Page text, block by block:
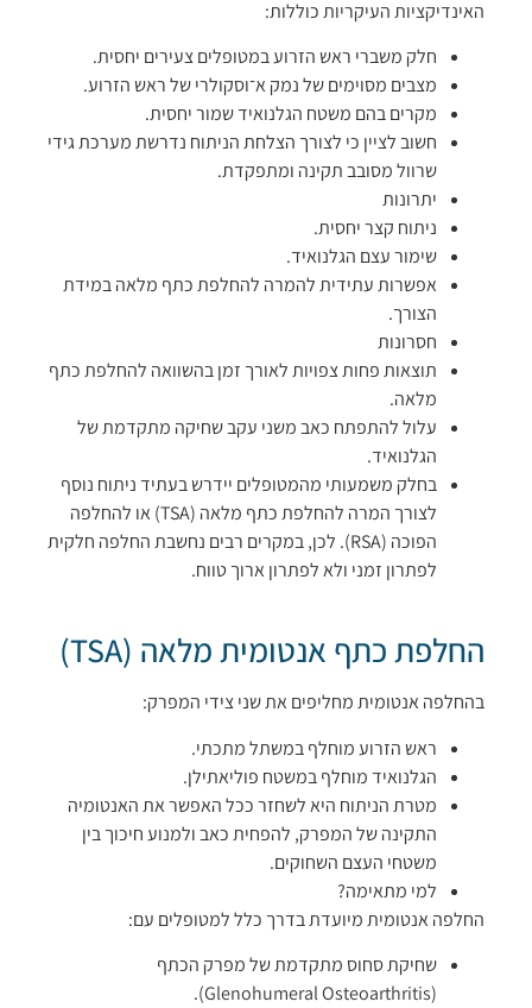
האינדיקציות העיקריות כוללות:
חלק משברי ראש הזרוע במטופלים צעירים יחסית.
מצבים מסוימים של נמק א־וסקולרי של ראש הזרוע.
מקרים בהם משטח הגלנואיד שמור יחסית.
חשוב לציין כי לצורך הצלחת הניתוח נדרשת מערכת גידי
שרוול מסובב תקינה ומתפקדת.
יתרונות
ניתוח קצר יחסית.
שימור עצם הגלנואיד.
אפשרות עתידית להמרה להחלפת כתף מלאה במידת
הצורך.
חסרונות
תוצאות פחות צפויות לאורך זמן בהשוואה להחלפת כתף
מלאה.
עלול להתפתח כאב משני עקב שחיקה מתקדמת של
הגלנואיד.
בחלק משמעותי מהמטופלים יידרש בעתיד ניתוח נוסף
לצורך המרה להחלפת כתף מלאה (TSA) או להחלפה
הפוכה (RSA). לכן, במקרים רבים נחשבת החלפה חלקית
לפתרון זמני ולא לפתרון ארוך טווח.
החלפת כתף אנטומית מלאה (TSA)
בהחלפה אנטומית מחליפים את שני צידי המפרק:
ראש הזרוע מוחלף במשתל מתכתי.
הגלנואיד מוחלף במשטח פוליאתילן.
מטרת הניתוח היא לשחזר ככל האפשר את האנטומיה
התקינה של המפרק, להפחית כאב ולמנוע חיכוך בין
משטחי העצם השחוקים.
למי מתאימה?
החלפה אנטומית מיועדת בדרך כלל למטופלים עם:
שחיקת סחוס מתקדמת של מפרק הכתף
(Glenohumeral Osteoarthritis).